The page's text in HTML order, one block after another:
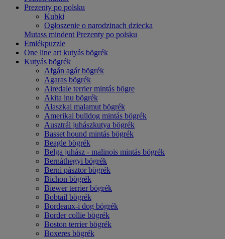
Prezenty po polsku
Kubki
Ogłoszenie o narodzinach dziecka
Mutass mindent Prezenty po polsku
Emlékpuzzle
One line art kutyás bögrék
Kutyás bögrék
Afgán agár bögrék
Agaras bögrék
Airedale terrier mintás bögre
Akita inu bögrék
Alaszkai malamut bögrék
Amerikai bulldog mintás bögrék
Ausztrál juhászkutya bögrék
Basset hound mintás bögrék
Beagle bögrék
Belga juhász - malinois mintás bögrék
Bernáthegyi bögrék
Berni pásztor bögrék
Bichon bögrék
Biewer terrier bögrék
Bobtail bögrék
Bordeaux-i dog bögrék
Border collie bögrék
Boston terrier bögrék
Boxeres bögrék